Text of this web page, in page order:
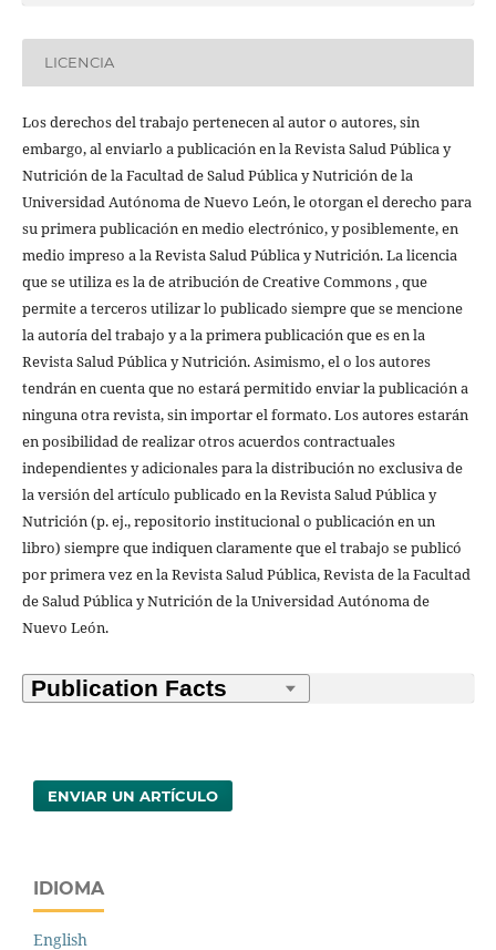
LICENCIA
Los derechos del trabajo pertenecen al autor o autores, sin
embargo, al enviarlo a publicación en la Revista Salud Pública y
Nutrición de la Facultad de Salud Pública y Nutrición de la
Universidad Autónoma de Nuevo León, le otorgan el derecho para
su primera publicación en medio electrónico, y posiblemente, en
medio impreso a la Revista Salud Pública y Nutrición. La licencia
que se utiliza es la de atribución de Creative Commons , que
permite a terceros utilizar lo publicado siempre que se mencione
la autoría del trabajo y a la primera publicación que es en la
Revista Salud Pública y Nutrición. Asimismo, el o los autores
tendrán en cuenta que no estará permitido enviar la publicación a
ninguna otra revista, sin importar el formato. Los autores estarán
en posibilidad de realizar otros acuerdos contractuales
independientes y adicionales para la distribución no exclusiva de
la versión del artículo publicado en la Revista Salud Pública y
Nutrición (p. ej., repositorio institucional o publicación en un
libro) siempre que indiquen claramente que el trabajo se publicó
por primera vez en la Revista Salud Pública, Revista de la Facultad
de Salud Pública y Nutrición de la Universidad Autónoma de
Nuevo León.
ENVIAR UN ARTÍCULO
IDIOMA
English